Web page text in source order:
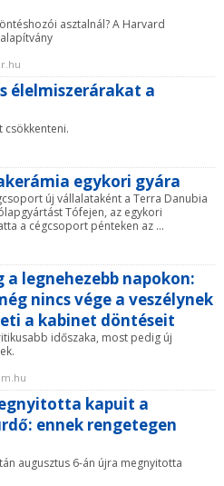
asztalnál? A Harvard
élelmiszerárakat a
csökkenteni.
egykori gyára
új vállalataként a Terra Danubia
Tófejen, az egykori
a cégcsoport pénteken az ...
legnehezebb napokon:
nincs vége a veszélynek
a kabinet döntéseit
időszaka, most pedig új
kapuit a
ennek rengetegen
augusztus 6-án újra megnyitotta